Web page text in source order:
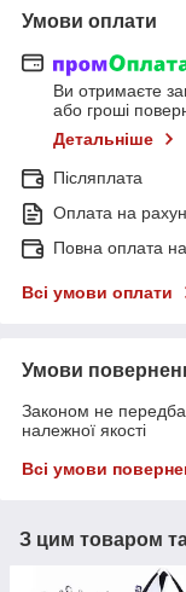
Умови оплати
Ви отримаєте
або гроші
Детальніше
Післяплата
Оплата на
Повна оплата
Всі умови оплати
Умови
Законом не
належної якості
Всі умови
З цим товаром